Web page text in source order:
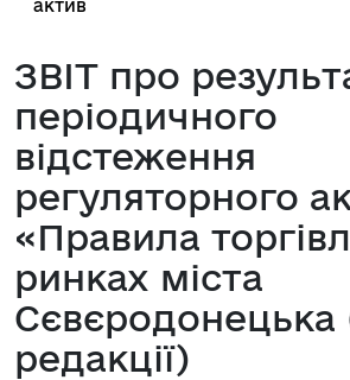
актив
ЗВІТ про
періодичного
відстеження
регуляторного
«Правила
ринках міста
Сєвєродонецька
редакції)